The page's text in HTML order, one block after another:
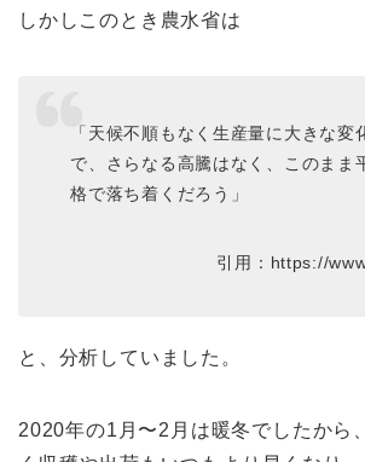
しかしこのとき農水省は
「天候不順もなく生産量に大きな変
で、さらなる高騰はなく、このまま
格で落ち着くだろう」
引用：https://
と、分析していました。
2020年の1月〜2月は暖冬でしたから